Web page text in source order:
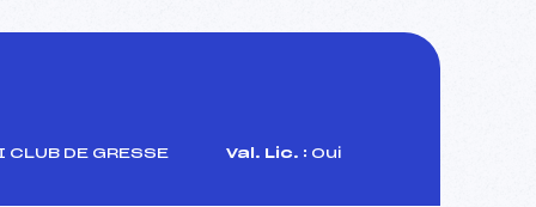
DE GRESSE Val. Lic. : Oui